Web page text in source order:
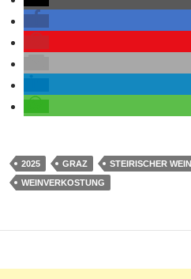
2025 GRAZ STEIRISCHER WEIN
WEINVERKOSTUNG